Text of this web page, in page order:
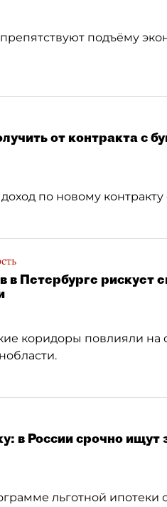
подъёму
от контракта с
по новому контракту
в Петербурге рискует
коридоры повлияли на
в России срочно ищут
льготной ипотеки